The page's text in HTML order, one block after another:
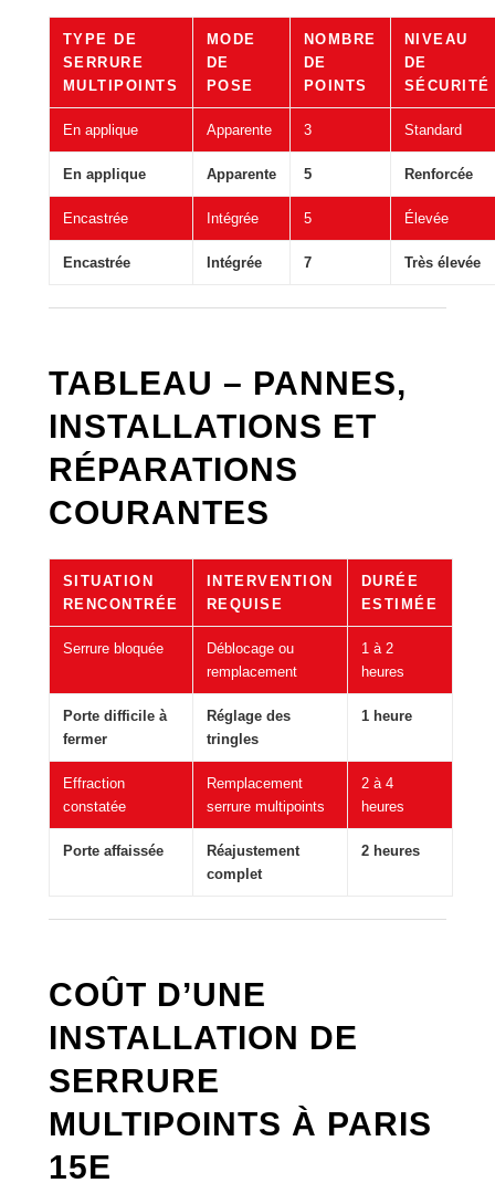
TYPE DE
SERRURE
MULTIPOINTS
MODE
DE
POSE
NOMBRE
DE
POINTS
NIVEAU
DE
SÉCURITÉ
En applique Apparente 3 Standard
En applique Apparente 5 Renforcée
Encastrée Intégrée 5 Élevée
Encastrée Intégrée 7 Très élevée
TABLEAU – PANNES,
INSTALLATIONS ET
RÉPARATIONS
COURANTES
SITUATION
RENCONTRÉE
INTERVENTION
REQUISE
DURÉE
ESTIMÉE
Serrure bloquée
Déblocage ou
remplacement
1 à 2
heures
Porte difficile à
fermer
Réglage des
tringles
1 heure
Effraction
constatée
Remplacement
serrure multipoints
2 à 4
heures
Porte affaissée
Réajustement
complet
2 heures
COÛT D’UNE
INSTALLATION DE
SERRURE
MULTIPOINTS À PARIS
15E